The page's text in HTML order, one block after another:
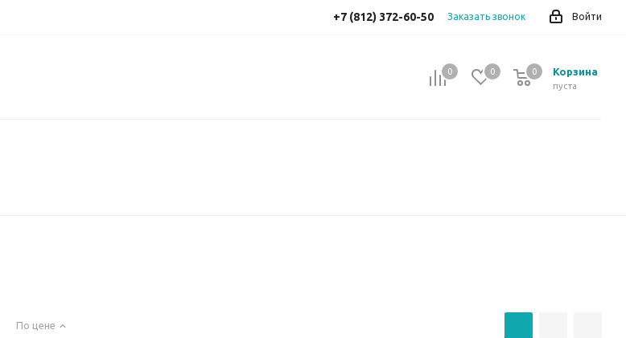
Войти
+7 (812) 372-60-50 Заказать звонок
0 0 Корзина
0
пуста
0
По цене